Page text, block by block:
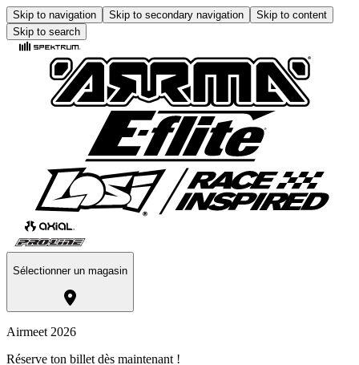
Skip to navigation Skip to secondary navigation
Skip to content
Skip to search
Sélectionner un magasin
Airmeet 2026
Réserve ton billet dès maintenant !